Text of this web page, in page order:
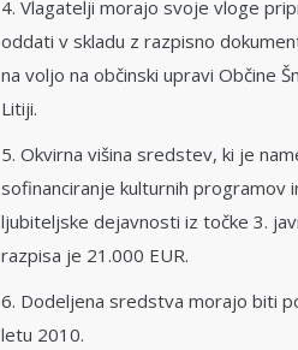
4. Vlagatelji morajo svoje vloge
oddati v skladu z razpisno
na voljo na občinski upravi Občine
Litiji.
5. Okvirna višina sredstev, ki je
sofinanciranje kulturnih programov
ljubiteljske dejavnosti iz točke 3.
razpisa je 21.000 EUR.
6. Dodeljena sredstva morajo biti
letu 2010.